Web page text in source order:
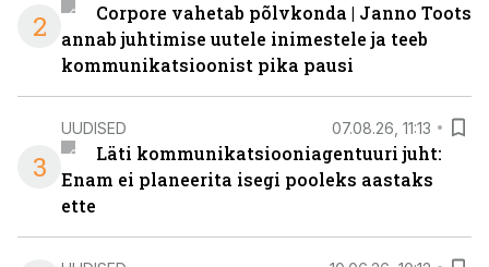
2
Corpore vahetab põlvkonda | Janno Toots
annab juhtimise uutele inimestele ja teeb
kommunikatsioonist pika pausi
3
UUDISED 07.08.26, 11:13
Läti kommunikatsiooniagentuuri juht:
Enam ei planeerita isegi pooleks aastaks
ette